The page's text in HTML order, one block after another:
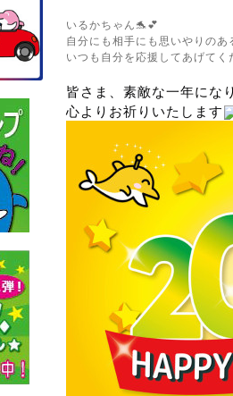
いるかちゃん🐬💕
自分にも相手にも思いやりのあ
いつも自分を応援してあげてく
皆さま、素敵な一年にな
心よりお祈りいたします